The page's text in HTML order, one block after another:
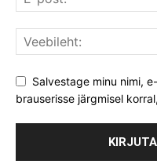
Salvestage minu nimi,
brauserisse järgmisel